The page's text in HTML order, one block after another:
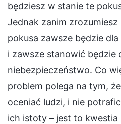
będziesz w stanie te
Jednak zanim
pokusa zawsze będzie
i zawsze stanowić będzie
niebezpieczeństwo. Co
problem polega na tym,
oceniać ludzi, i nie
ich istoty – jest to kwestia